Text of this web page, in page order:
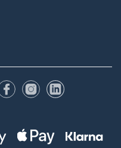
FacebookInstagram
LinkedIn